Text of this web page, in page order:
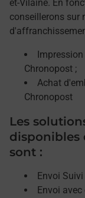
et-Vilaine. En
conseillerons sur
Chronopost ;
Achat
Chronopost
Les
disponibles
sont :
Envoi Suivi
Envoi